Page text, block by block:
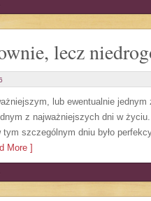
lecz
lub ewentualnie
z najważniejszych dni w
szczególnym dniu było
More ]